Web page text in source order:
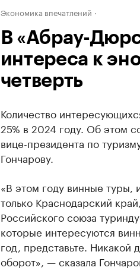
Экономика впечатлений
В «Абрау-
интереса к
четверть
Количество
25% в 2024 году. Об этом
вице-президента по
Гончарову.
«В этом году винные туры,
только Краснодарский
Российского союза
которые интересуются
год, представьте. Никакой
оборот», — сказала